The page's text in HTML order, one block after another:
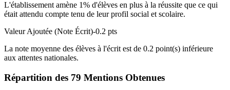
L'établissement amène 1% d'élèves en plus à la réussite que ce qui
était attendu compte tenu de leur profil social et scolaire.
Valeur Ajoutée (Note Écrit)-0.2 pts
La note moyenne des élèves à l'écrit est de 0.2 point(s) inférieure
aux attentes nationales.
Répartition des 79 Mentions Obtenues